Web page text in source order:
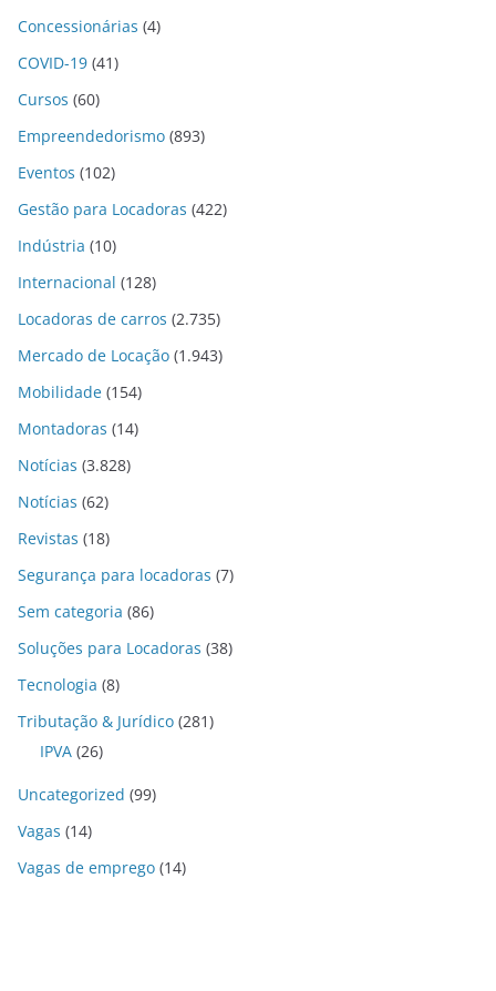
Concessionárias (4)
COVID-19 (41)
Cursos (60)
Empreendedorismo (893)
Eventos (102)
Gestão para Locadoras (422)
Indústria (10)
Internacional (128)
Locadoras de carros (2.735)
Mercado de Locação (1.943)
Mobilidade (154)
Montadoras (14)
Notícias (3.828)
Notícias (62)
Revistas (18)
Segurança para locadoras (7)
Sem categoria (86)
Soluções para Locadoras (38)
Tecnologia (8)
Tributação & Jurídico (281)
IPVA (26)
Uncategorized (99)
Vagas (14)
Vagas de emprego (14)